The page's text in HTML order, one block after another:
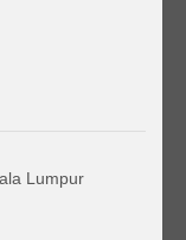
Lumpur